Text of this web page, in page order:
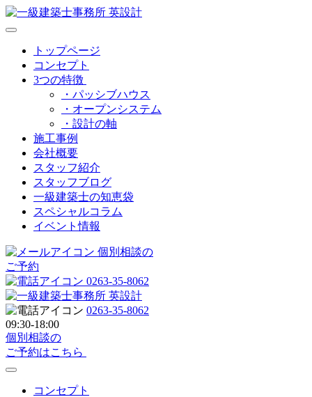
トップページ
コンセプト
3つの特徴
・パッシブハウス
・オープンシステム
・設計の軸
施工事例
会社概要
スタッフ紹介
スタッフブログ
一級建築士の知恵袋
スペシャルコラム
イベント情報
個別相談の
ご予約
0263-35-8062
0263-35-8062
09:30-18:00
個別相談の
ご予約はこちら
コンセプト